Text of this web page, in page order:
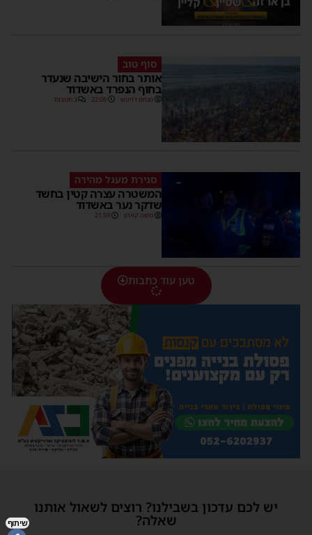
סוף טוב
אותר בחור הישיבה שנעדר
בחוף הנפרד באשדוד
מנחם דויטש 22:08 3 תגובות
סגירת מעגל מהירה
המשטרה עצרה קטין בחשד
שדקר נער באשדוד
משה קאהן 21:59
טען עוד כתבות
יש לכם עדכון בשבילנו? רוצים לשאול אותנו
שאלה? שיתוף